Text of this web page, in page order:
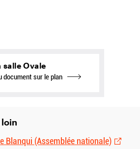
salle Ovale
document sur le plan
Blanqui (Assemblée nationale)